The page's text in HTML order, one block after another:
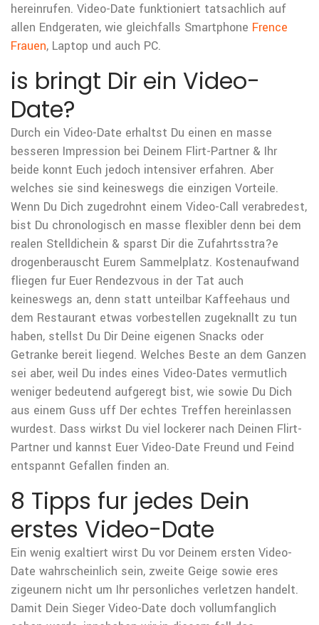
hereinrufen. Video-Date funktioniert tatsachlich auf
allen Endgeraten, wie gleichfalls Smartphone Frence
Frauen, Laptop und auch PC.
is bringt Dir ein Video-
Date?
Durch ein Video-Date erhaltst Du einen en masse
besseren Impression bei Deinem Flirt-Partner & Ihr
beide konnt Euch jedoch intensiver erfahren. Aber
welches sie sind keineswegs die einzigen Vorteile.
Wenn Du Dich zugedrohnt einem Video-Call verabredest,
bist Du chronologisch en masse flexibler denn bei dem
realen Stelldichein & sparst Dir die Zufahrtsstra?e
drogenberauscht Eurem Sammelplatz. Kostenaufwand
fliegen fur Euer Rendezvous in der Tat auch
keineswegs an, denn statt unteilbar Kaffeehaus und
dem Restaurant etwas vorbestellen zugeknallt zu tun
haben, stellst Du Dir Deine eigenen Snacks oder
Getranke bereit liegend. Welches Beste an dem Ganzen
sei aber, weil Du indes eines Video-Dates vermutlich
weniger bedeutend aufgeregt bist, wie sowie Du Dich
aus einem Guss uff Der echtes Treffen hereinlassen
wurdest. Dass wirkst Du viel lockerer nach Deinen Flirt-
Partner und kannst Euer Video-Date Freund und Feind
entspannt Gefallen finden an.
8 Tipps fur jedes Dein
erstes Video-Date
Ein wenig exaltiert wirst Du vor Deinem ersten Video-
Date wahrscheinlich sein, zweite Geige sowie eres
zigeunern nicht um Ihr personliches verletzen handelt.
Damit Dein Sieger Video-Date doch vollumfanglich